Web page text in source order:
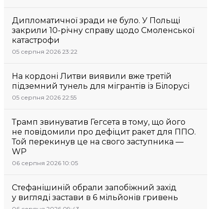
Дипломатичної зради не було. У Польщі
закрили 10-річну справу щодо Смоленської
катастрофи
05 серпня 2026 23:22
На кордоні Литви виявили вже третій
підземний тунель для мігрантів із Білорусі
05 серпня 2026 22:55
Трамп звинуватив Гегсета в тому, що його
не повідомили про дефіцит ракет для ППО.
Той перекинув це на свого заступника —
WP
06 серпня 2026 10:05
Стефанішиній обрали запобіжний захід
у вигляді застави в 6 мільйонів гривень